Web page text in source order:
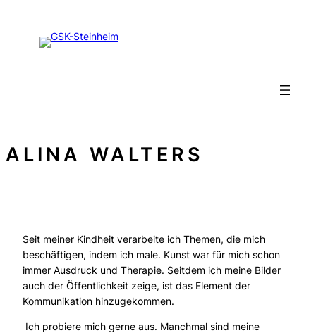
springen
ALINA WALTERS
Seit meiner Kindheit verarbeite ich Themen, die mich
beschäftigen, indem ich male. Kunst war für mich schon
immer Ausdruck und Therapie. Seitdem ich meine Bilder
auch der Öffentlichkeit zeige, ist das Element der
Kommunikation hinzugekommen.
Ich probiere mich gerne aus. Manchmal sind meine